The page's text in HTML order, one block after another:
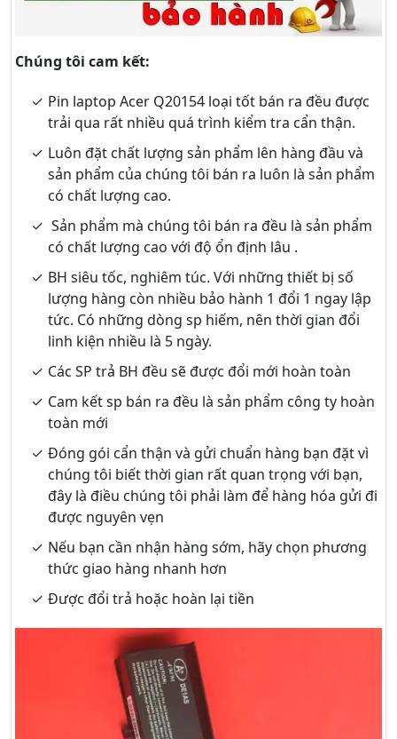
Chúng tôi cam kết:
Pin laptop Acer Q20154 loại tốt bán ra đều được
trải qua rất nhiều quá trình kiểm tra cẩn thận.
Luôn đặt chất lượng sản phẩm lên hàng đầu và
sản phẩm của chúng tôi bán ra luôn là sản phẩm
có chất lượng cao.
Sản phẩm mà chúng tôi bán ra đều là sản phẩm
có chất lượng cao với độ ổn định lâu .
BH siêu tốc, nghiêm túc. Với những thiết bị số
lượng hàng còn nhiều bảo hành 1 đổi 1 ngay lập
tức. Có những dòng sp hiếm, nên thời gian đổi
linh kiện nhiều là 5 ngày.
Các SP trả BH đều sẽ được đổi mới hoàn toàn
Cam kết sp bán ra đều là sản phẩm công ty hoàn
toàn mới
Đóng gói cẩn thận và gửi chuẩn hàng bạn đặt vì
chúng tôi biết thời gian rất quan trọng với bạn,
đây là điều chúng tôi phải làm để hàng hóa gửi đi
được nguyên vẹn
Nếu bạn cần nhận hàng sớm, hãy chọn phương
thức giao hàng nhanh hơn
Được đổi trả hoặc hoàn lại tiền